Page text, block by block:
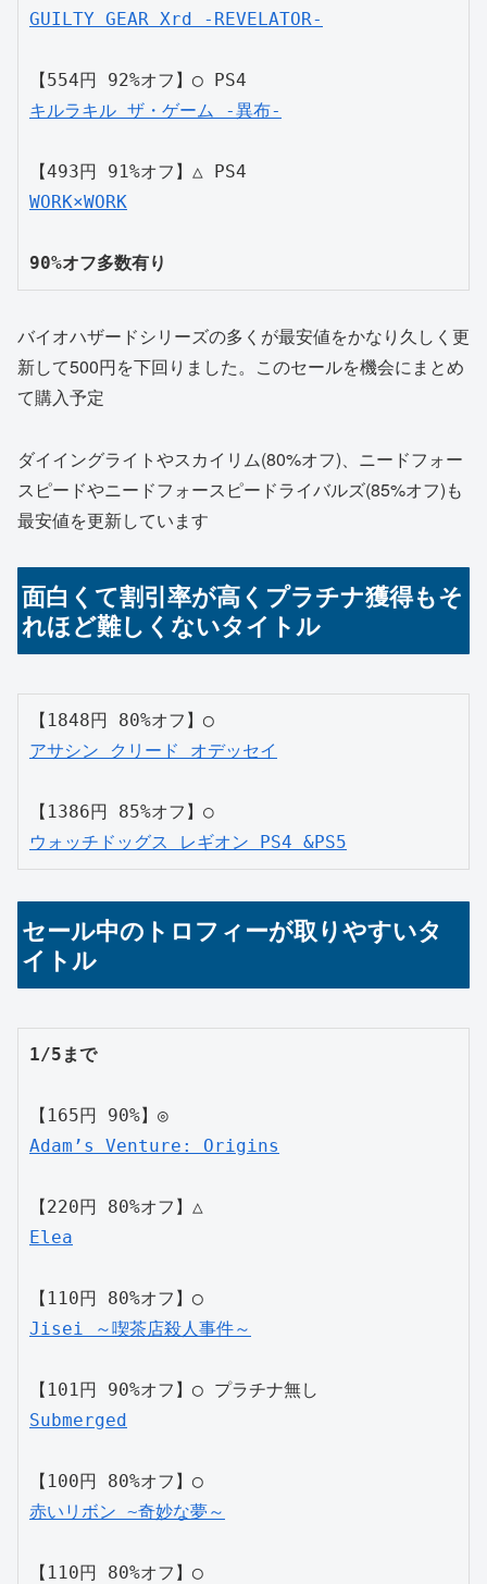
GUILTY GEAR Xrd -REVELATOR-
【554円 92%オフ】◯ PS4
キルラキル ザ・ゲーム -異布-
【493円 91%オフ】△ PS4
WORK×WORK
90%オフ多数有り
バイオハザードシリーズの多くが最安値をかなり久しく更
新して500円を下回りました。このセールを機会にまとめ
て購入予定
ダイイングライトやスカイリム(80%オフ)、ニードフォー
スピードやニードフォースピードライバルズ(85%オフ)も
最安値を更新しています
面白くて割引率が高くプラチナ獲得もそ
れほど難しくないタイトル
【1848円 80%オフ】◯
アサシン クリード オデッセイ
【1386円 85%オフ】○
ウォッチドッグス レギオン PS4 &PS5
セール中のトロフィーが取りやすいタ
イトル
1/5まで
【165円 90%】◎
Adam’s Venture: Origins
【220円 80%オフ】△
Elea
【110円 80%オフ】◯
Jisei ～喫茶店殺人事件～
【101円 90%オフ】◯ プラチナ無し
Submerged
【100円 80%オフ】◯
赤いリボン ~奇妙な夢～
【110円 80%オフ】◯